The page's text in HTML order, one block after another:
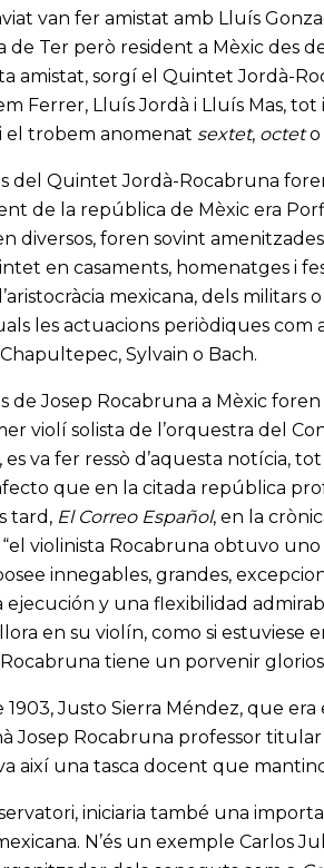
van fer amistat amb Lluís
de Ter però resident a Mèxic des
amistat, sorgí el Quintet Jordà-
Ferrer, Lluís Jordà i Lluís Mas,
el trobem anomenat sextet, octeto
del Quintet Jordà-Rocabruna
de la república de Mèxic era
diversos, foren sovint
en casaments, homenatges i
mexicana, dels militars
les actuacions periòdiques
Sylvain o Bach.
de Josep Rocabruna a Mèxic
violí solista de l’orquestra del
es va fer ressò d’aquesta notícia,
que en la citada república
tard, El Correo Español, en la
violinista Rocabruna obtuvo
innegables, grandes,
ejecución y una flexibilidad
en su violín, como si estuviese
tiene un porvenir
Justo Sierra Méndez, que
Josep Rocabruna professor
així una tasca docent que
iniciaria també una
N’és un exemple Carlos